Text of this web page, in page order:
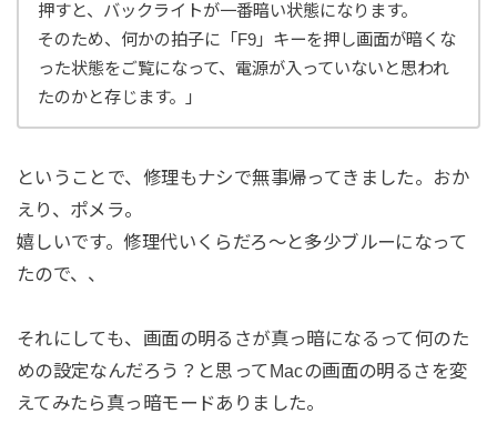
押すと、バックライトが一番暗い状態になります。
そのため、何かの拍子に「F9」キーを押し画面が暗くな
った状態をご覧になって、電源が入っていないと思われ
たのかと存じます。」
ということで、修理もナシで無事帰ってきました。おか
えり、ポメラ。
嬉しいです。修理代いくらだろ～と多少ブルーになって
たので、、
それにしても、画面の明るさが真っ暗になるって何のた
めの設定なんだろう？と思ってMacの画面の明るさを変
えてみたら真っ暗モードありました。